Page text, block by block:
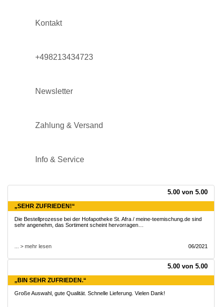
Kontakt
+498213434723
Newsletter
Zahlung & Versand
Info & Service
5.00 von 5.00
„SEHR ZUFRIEDEN!“
Die Bestellprozesse bei der Hofapotheke St. Afra / meine-teemischung.de sind
sehr angenehm, das Sortiment scheint hervorragen…
... > mehr lesen 06/2021
5.00 von 5.00
„BIN SEHR ZUFRIEDEN.“
Große Auswahl, gute Qualität. Schnelle Lieferung. Vielen Dank!